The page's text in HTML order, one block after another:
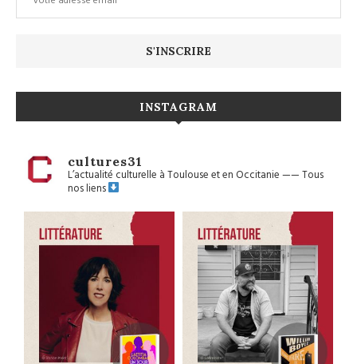
INSTAGRAM
cultures31
L’actualité culturelle à Toulouse et en Occitanie——Tous
nos liens